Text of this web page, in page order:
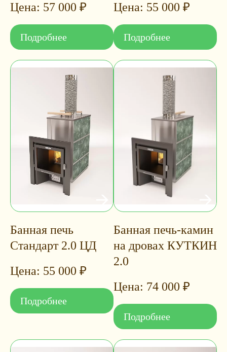
57 000 ₽
Подробнее
55 000 ₽
Подробнее
Банная печь
Стандарт 2.0 ЦД
55 000 ₽
Подробнее
Банная печь-камин
на дровах КУТКИН
2.0
74 000 ₽
Подробнее